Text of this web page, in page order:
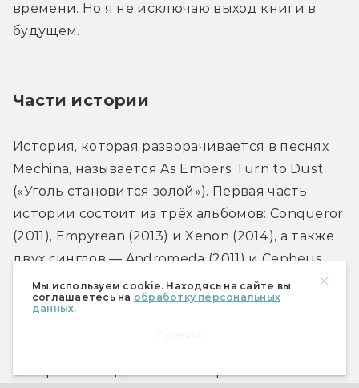
Мы используем cookie. Находясь на сайте вы
соглашаетесь на обработку персональных
данных.
времени. Но я не исключаю выход книги в
будущем.
Части истории
История, которая разворачивается в песнях
Mechina, называется As Embers Turn to Dust
(«Уголь становится золой»). Первая часть
истории состоит из трёх альбомов: Conqueror
(2011), Empyrean (2013) и Xenon (2014), а также
двух синглов — Andromeda (2011) и Cepheus
(2013). Последние альбомы Mechina
рассказывают о событиях, предшествующих